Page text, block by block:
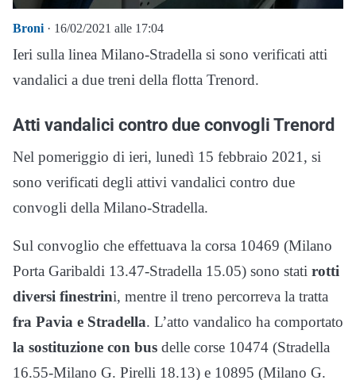
Broni · 16/02/2021 alle 17:04
Ieri sulla linea Milano-Stradella si sono verificati atti
vandalici a due treni della flotta Trenord.
Atti vandalici contro due convogli Trenord
Nel pomeriggio di ieri, lunedì 15 febbraio 2021, si
sono verificati degli attivi vandalici contro due
convogli della Milano-Stradella.
Sul convoglio che effettuava la corsa 10469 (Milano
Porta Garibaldi 13.47-Stradella 15.05) sono stati rotti
diversi finestrini, mentre il treno percorreva la tratta
fra Pavia e Stradella. L’atto vandalico ha comportato
la sostituzione con bus delle corse 10474 (Stradella
16.55-Milano G. Pirelli 18.13) e 10895 (Milano G.